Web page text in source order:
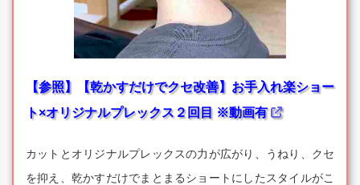
【参照】【乾かすだけでクセ改善】お手入れ楽ショー
ト×オリジナルプレックス２回目 ※動画有
カットとオリジナルプレックスの力が広がり、うねり、クセ
を抑え、乾かすだけでまとまるショートにしたスタイルがこ